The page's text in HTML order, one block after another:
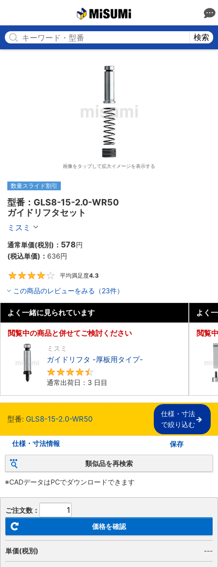
検索
画像をタップして拡大イメージを表示する
数量スライド割引
型番：GLS8-15-2.0-WR50
ガイドリフタセット
ミスミ
通常単価(税別)： 578円
(税込単価)： 636円
平均満足度4.3
この商品のレビューをみる（23件）
よく一緒に見られています
閲覧中の商品と併せてご検討ください
ミスミ
ガイドリフタ -厚板用タイプ-
通常出荷日：3 日目
よく
閲覧
型番: GLS8-15-2.0-WR50
仕様・寸法
で絞り込む
仕様・寸法情報 保存
類似品を再検索
※CADデータはPCでダウンロードできます
ご注文数：
価格を確認
単価(税別) ---